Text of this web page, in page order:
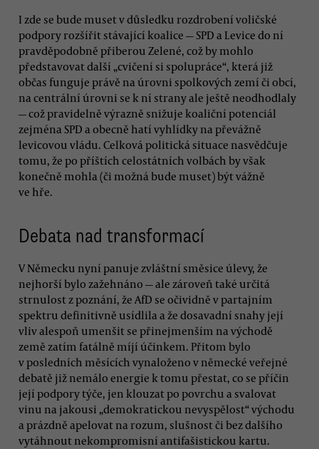
I zde se bude muset v důsledku rozdrobení voličské
podpory rozšířit stávající koalice — SPD a Levice do ní
pravděpodobně přiberou Zelené, což by mohlo
představovat další „cvičení si spolupráce“, která již
občas funguje právě na úrovni spolkových zemí či obcí,
na centrální úrovni se k ní strany ale ještě neodhodlaly
— což pravidelně výrazně snižuje koaliční potenciál
zejména SPD a obecně hatí vyhlídky na převážně
levicovou vládu. Celková politická situace nasvědčuje
tomu, že po příštích celostátních volbách by však
konečně mohla (či možná bude muset) být vážně
ve hře.
Debata nad transformací
V Německu nyní panuje zvláštní směsice úlevy, že
nejhorší bylo zažehnáno — ale zároveň také určitá
strnulost z poznání, že AfD se očividně v partajním
spektru definitivně usídlila a že dosavadní snahy její
vliv alespoň umenšit se přinejmenším na východě
země zatím fatálně míjí účinkem. Přitom bylo
v posledních měsících vynaloženo v německé veřejné
debatě již nemálo energie k tomu přestat, co se příčin
její podpory týče, jen klouzat po povrchu a svalovat
vinu na jakousi „demokratickou nevyspělost“ východu
a prázdně apelovat na rozum, slušnost či bez dalšího
vytáhnout nekompromisní antifašistickou kartu.